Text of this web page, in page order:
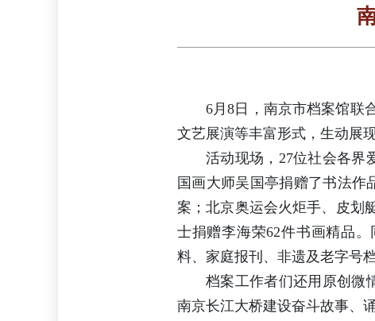
6月8日，南京市档案馆联
文艺展演等丰富形式，生动展
活动现场，27位社会各界
国画大师吴国亭捐赠了书法
案；北京奥运会火炬手、皮划
士捐赠李海荣62件书画精品
料、家庭报刊、非遗及老字号
档案工作者们还用原创微
南京长江大桥建设奋斗故事、